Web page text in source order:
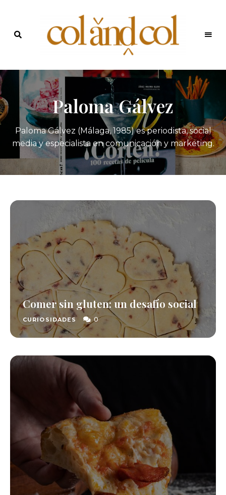
Blog de
ColandCol
Últimas
recetas
y
noticias
Paloma Gálvez
Paloma Gálvez (Málaga, 1985) es periodista, social
media y especialista en comunicación y marketing.
Comer sin gluten: un desafío social
CURIOSIDADES 0